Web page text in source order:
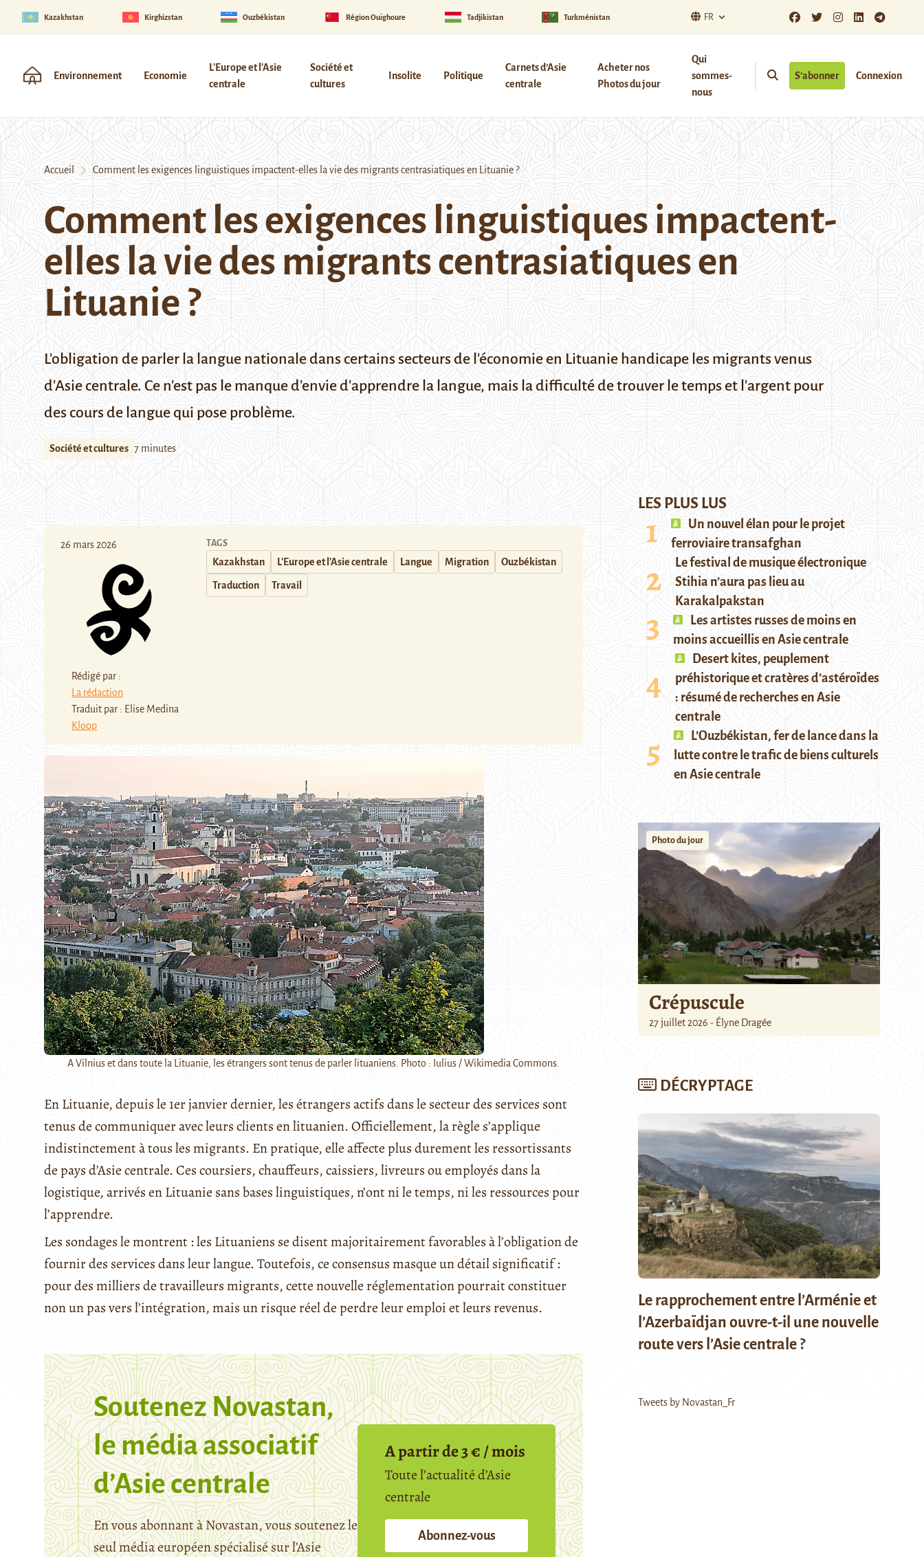
Kazakhstan Kirghizstan Ouzbékistan Région Ouïghoure Tadjikistan Turkménistan FR
Environnement Economie
L'Europe et l'Asie
centrale
Société et
cultures
Insolite Politique
Carnets d’Asie
centrale
Acheter nos
Photos du jour
Qui
sommes-
nous
S’abonner Connexion
Accueil Comment les exigences linguistiques impactent-elles la vie des migrants centrasiatiques en Lituanie ?
Comment les exigences linguistiques impactent-
elles la vie des migrants centrasiatiques en
Lituanie ?
L'obligation de parler la langue nationale dans certains secteurs de l'économie en Lituanie handicape les migrants venus
d'Asie centrale. Ce n'est pas le manque d'envie d'apprendre la langue, mais la difficulté de trouver le temps et l'argent pour
des cours de langue qui pose problème.
Société et cultures 7 minutes
26 mars 2026
Rédigé par :
La rédaction
Traduit par : Elise Medina
Kloop
TAGS
Kazakhstan L'Europe et l'Asie centrale Langue Migration Ouzbékistan
Traduction Travail
A Vilnius et dans toute la Lituanie, les étrangers sont tenus de parler lituaniens. Photo : Iulius / Wikimedia Commons.
En Lituanie, depuis le 1er janvier dernier, les étrangers actifs dans le secteur des services sont
tenus de communiquer avec leurs clients en lituanien. Officiellement, la règle s’applique
indistinctement à tous les migrants. En pratique, elle affecte plus durement les ressortissants
de pays d’Asie centrale. Ces coursiers, chauffeurs, caissiers, livreurs ou employés dans la
logistique, arrivés en Lituanie sans bases linguistiques, n’ont ni le temps, ni les ressources pour
l’apprendre.
Les sondages le montrent : les Lituaniens se disent majoritairement favorables à l’obligation de
fournir des services dans leur langue. Toutefois, ce consensus masque un détail significatif :
pour des milliers de travailleurs migrants, cette nouvelle réglementation pourrait constituer
non un pas vers l’intégration, mais un risque réel de perdre leur emploi et leurs revenus.
Soutenez Novastan,
le média associatif
d’Asie centrale
En vous abonnant à Novastan, vous soutenez le
seul média européen spécialisé sur l’Asie
A partir de 3 € / mois
Toute l’actualité d’Asie
centrale
Abonnez-vous
LES PLUS LUS
Un nouvel élan pour le projet
ferroviaire transafghan
Le festival de musique électronique
Stihia n’aura pas lieu au
Karakalpakstan
Les artistes russes de moins en
moins accueillis en Asie centrale
Desert kites, peuplement
préhistorique et cratères d’astéroïdes
: résumé de recherches en Asie
centrale
L’Ouzbékistan, fer de lance dans la
lutte contre le trafic de biens culturels
en Asie centrale
Photo du jour
Crépuscule
27 juillet 2026 - Élyne Dragée
DÉCRYPTAGE
Le rapprochement entre l’Arménie et
l’Azerbaïdjan ouvre-t-il une nouvelle
route vers l’Asie centrale ?
Tweets by Novastan_Fr